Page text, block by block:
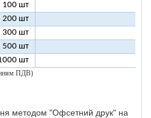
100 шт
200 шт
300 шт
500 шт
шт
ПДВ)
методом "Офсетний друк" на